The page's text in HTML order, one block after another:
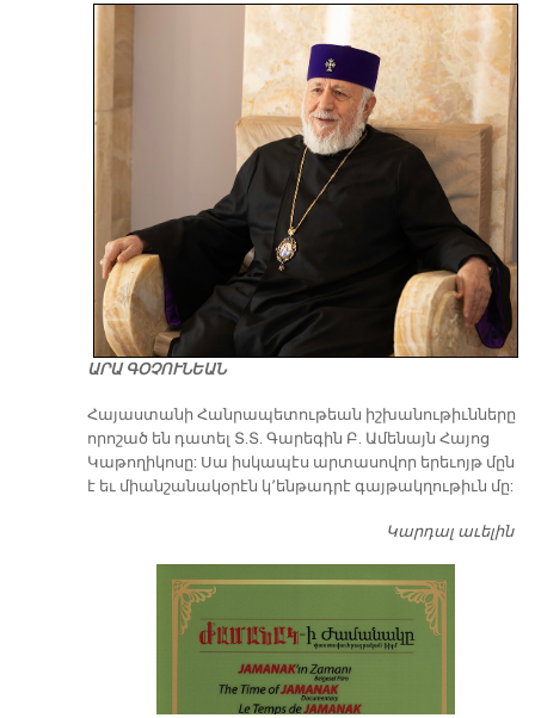
ԱՐԱ ԳՕՉՈՒՆԵԱՆ
​Հայաստանի Հանրապետութեան իշխանութիւնները
որոշած են դատել Տ.Տ. Գարեգին Բ. Ամենայն Հայոց
Կաթողիկոսը: Սա իսկապէս արտասովոր երեւոյթ մըն
է եւ միանշանակօրէն կ՚ենթադրէ գայթակղութիւն մը:
Կարդալ աւելին